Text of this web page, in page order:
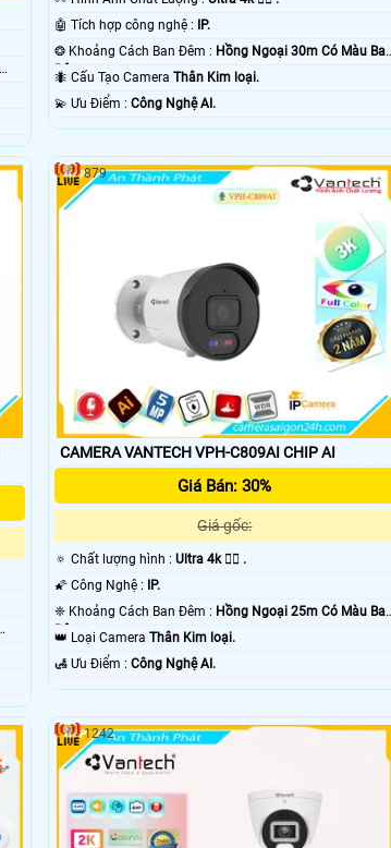
🤖️ Tích hợp công nghệ : IP.
❂ Khoảng Cách Ban Đêm : Hồng Ngoại 30m Có Màu
Ðêm.🐜 Cấu Tạo Camera Thân Kim loại.
️💫 Ưu Điểm : Công Nghệ AI.
CAMERA VANTECH VPH-C809AI CHIP AI
Giá Bán: 30%
Giá gốc:
🔅 Chất lượng hình : Ultra 4k 👍🏾 .
🌠 Công Nghệ : IP.
❈ Khoảng Cách Ban Đêm : Hồng Ngoại 25m Có Màu
Ðêm.👑 Loại Camera Thân Kim loại.
️🛃 Ưu Điểm : Công Nghệ AI.
879
1242